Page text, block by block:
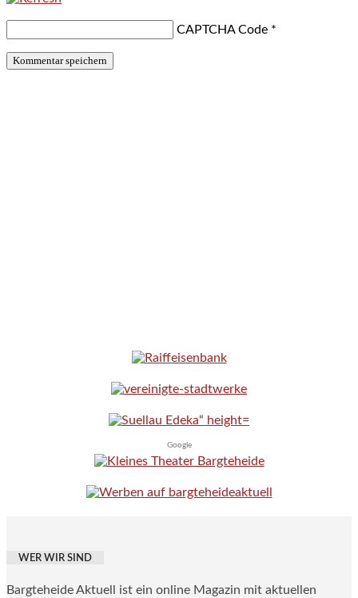
CAPTCHA Code *
Google
WER WIR SIND
Bargteheide Aktuell ist ein online Magazin mit aktuellen